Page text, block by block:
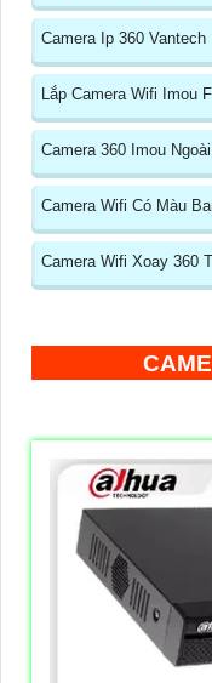
Camera Ip 360 Vantech
Lắp Camera Wifi Imou
Camera 360 Imou
Camera Wifi Có Màu
Camera Wifi Xoay 360